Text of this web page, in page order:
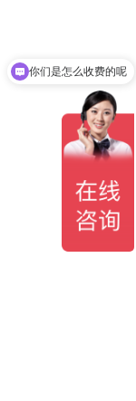
你们是怎么收费的呢